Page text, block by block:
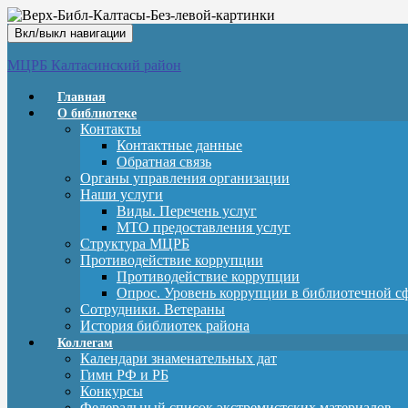
Вкл/выкл навигации
МЦРБ Калтасинский район
Главная
О библиотеке
Контакты
Контактные данные
Обратная связь
Органы управления организации
Наши услуги
Виды. Перечень услуг
МТО предоставления услуг
Структура МЦРБ
Противодействие коррупции
Противодействие коррупции
Опрос. Уровень коррупции в библиотечной
Сотрудники. Ветераны
История библиотек района
Коллегам
Календари знаменательных дат
Гимн РФ и РБ
Конкурсы